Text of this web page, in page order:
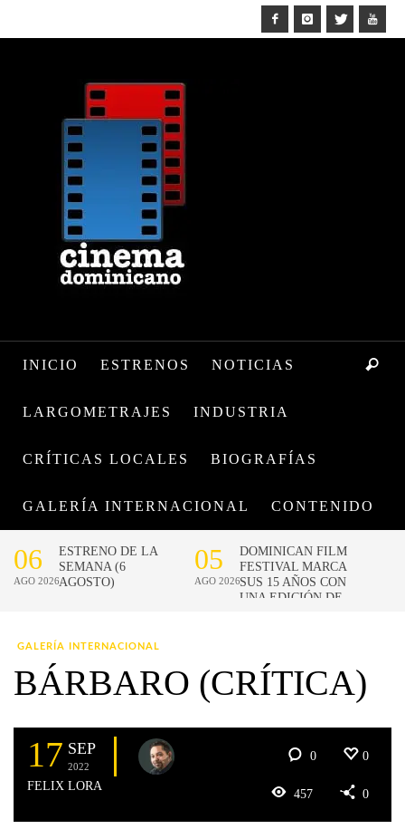
INICIO ESTRENOS NOTICIAS
LARGOMETRAJES INDUSTRIA
CRÍTICAS LOCALES BIOGRAFÍAS
GALERÍA INTERNACIONAL CONTENIDO
GALERÍA INTERNACIONAL
BÁRBARO (CRÍTICA)
17 SEP
2022
FELIX LORA
0 0
457 0